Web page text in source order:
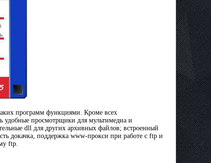
программ функциями. Кроме всех
удобные просмотрщики для мультимедиа и
dll для других архивных файлов; встроенный
докачка, поддержка www-прокси при работе с ftp и
ftp.